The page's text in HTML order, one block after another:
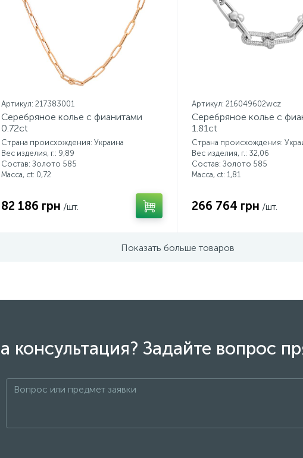
Артикул: 217383001
Серебряное колье с фианитами
0.72ct
Страна происхождения: Украина
Вес изделия, г.: 9,89
Состав: Золото 585
Масса, ct: 0,72
82 186 грн /шт.
Артикул: 216049602wcz
Серебряное колье с
1.81ct
Страна происхождения:
Вес изделия, г.: 32,06
Состав: Золото 585
Масса, ct: 1,81
266 764 грн /шт.
Показать больше товаров
консультация? Задайте вопрос